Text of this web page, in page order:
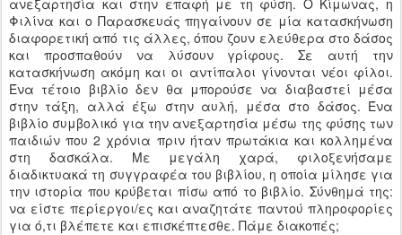
ανεξαρτησία και στην επαφή με τη φύση. Ο Κίμωνας, η
Φιλίνα και ο Παρασκευάς πηγαίνουν σε μία κατασκήνωση
διαφορετική από τις άλλες, όπου ζουν ελεύθερα στο δάσος
και προσπαθούν να λύσουν γρίφους. Σε αυτή την
κατασκήνωση ακόμη και οι αντίπαλοι γίνονται νέοι φίλοι.
Ένα τέτοιο βιβλίο δεν θα μπορούσε να διαβαστεί μέσα
στην τάξη, αλλά έξω στην αυλή, μέσα στο δάσος. Ένα
βιβλίο συμβολικό για την ανεξαρτησία μέσω της φύσης των
παιδιών που 2 χρόνια πριν ήταν πρωτάκια και κολλημένα
στη δασκάλα. Με μεγάλη χαρά, φιλοξενήσαμε
διαδικτυακά τη συγγραφέα του βιβλίου, η οποία μίλησε για
την ιστορία που κρύβεται πίσω από το βιβλίο. Σύνθημά της:
να είστε περίεργοι/ες και αναζητάτε παντού πληροφορίες
για ό,τι βλέπετε και επισκέπτεσθε. Πάμε διακοπές;